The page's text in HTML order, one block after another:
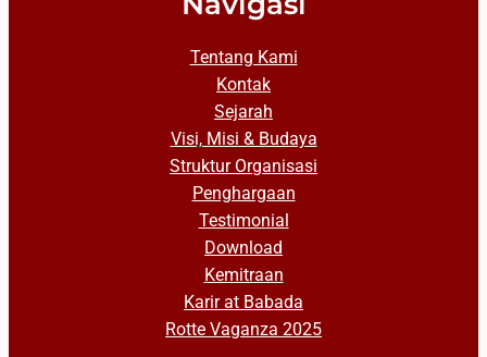
Tentang Kami
Kontak
Sejarah
Visi, Misi & Budaya
Struktur Organisasi
Penghargaan
Testimonial
Download
Kemitraan
Karir at Babada
Rotte Vaganza 2025